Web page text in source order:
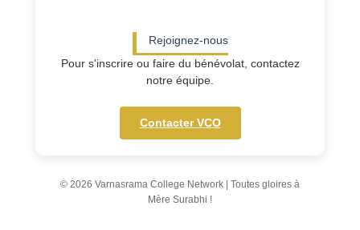
Rejoignez-nous
Pour s'inscrire ou faire du bénévolat, contactez
notre équipe.
Contacter VCO
© 2026 Varnasrama College Network | Toutes gloires à
Mère Surabhi !